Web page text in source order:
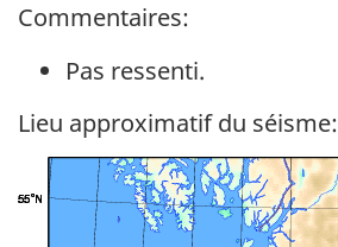
Commentaires:
Pas ressenti.
Lieu approximatif du séisme: